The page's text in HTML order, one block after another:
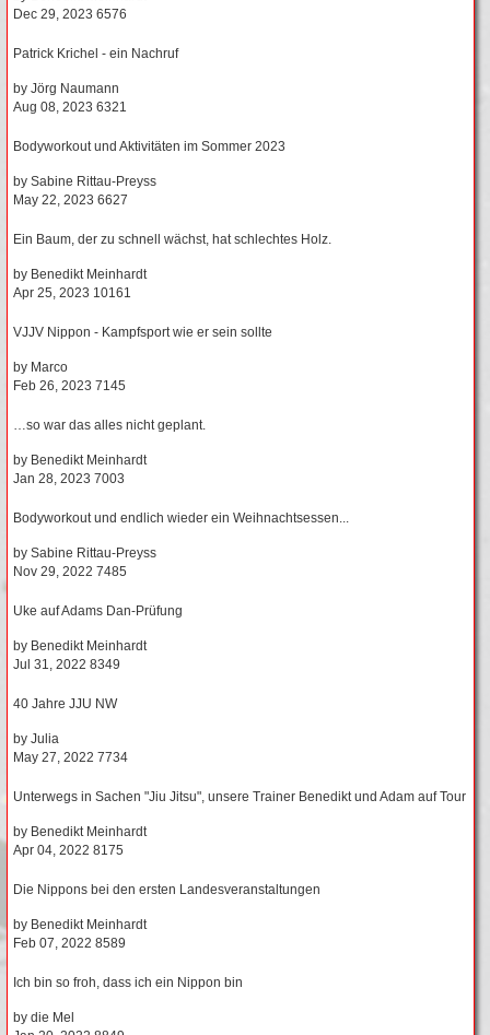
Dec 29, 2023 6576
Patrick Krichel - ein Nachruf
by Jörg Naumann
Aug 08, 2023 6321
Bodyworkout und Aktivitäten im Sommer 2023
by Sabine Rittau-Preyss
May 22, 2023 6627
Ein Baum, der zu schnell wächst, hat schlechtes Holz.
by Benedikt Meinhardt
Apr 25, 2023 10161
VJJV Nippon - Kampfsport wie er sein sollte
by Marco
Feb 26, 2023 7145
…so war das alles nicht geplant.
by Benedikt Meinhardt
Jan 28, 2023 7003
Bodyworkout und endlich wieder ein Weihnachtsessen...
by Sabine Rittau-Preyss
Nov 29, 2022 7485
Uke auf Adams Dan-Prüfung
by Benedikt Meinhardt
Jul 31, 2022 8349
40 Jahre JJU NW
by Julia
May 27, 2022 7734
Unterwegs in Sachen "Jiu Jitsu", unsere Trainer Benedikt und Adam auf Tour
by Benedikt Meinhardt
Apr 04, 2022 8175
Die Nippons bei den ersten Landesveranstaltungen
by Benedikt Meinhardt
Feb 07, 2022 8589
Ich bin so froh, dass ich ein Nippon bin
by die Mel